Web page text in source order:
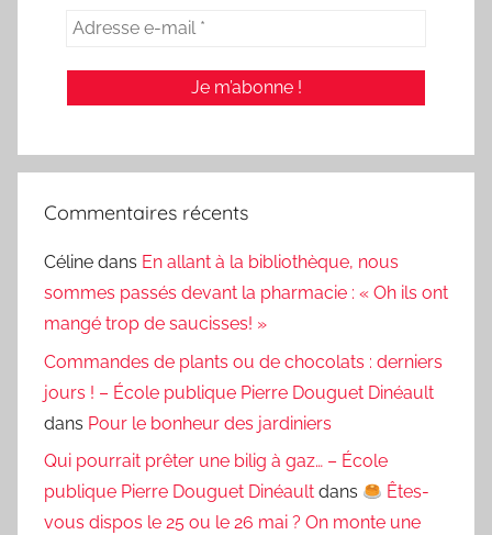
Commentaires récents
Céline dans En allant à la bibliothèque, nous
sommes passés devant la pharmacie : « Oh ils ont
mangé trop de saucisses! »
Commandes de plants ou de chocolats : derniers
jours ! – École publique Pierre Douguet Dinéault
dans Pour le bonheur des jardiniers
Qui pourrait prêter une bilig à gaz… – École
publique Pierre Douguet Dinéault dans
Êtes-
vous dispos le 25 ou le 26 mai ? On monte une